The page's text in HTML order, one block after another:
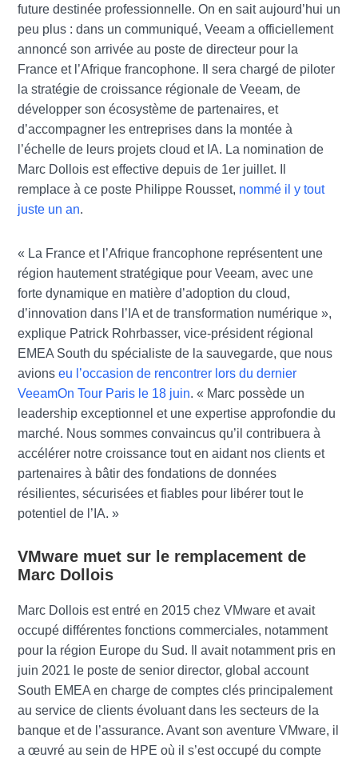
future destinée professionnelle. On en sait aujourd’hui un
peu plus : dans un communiqué, Veeam a officiellement
annoncé son arrivée au poste de directeur pour la
France et l’Afrique francophone. Il sera chargé de piloter
la stratégie de croissance régionale de Veeam, de
développer son écosystème de partenaires, et
d’accompagner les entreprises dans la montée à
l’échelle de leurs projets cloud et IA. La nomination de
Marc Dollois est effective depuis de 1er juillet. Il
remplace à ce poste Philippe Rousset, nommé il y tout
juste un an.
« La France et l’Afrique francophone représentent une
région hautement stratégique pour Veeam, avec une
forte dynamique en matière d’adoption du cloud,
d’innovation dans l’IA et de transformation numérique »,
explique Patrick Rohrbasser, vice-président régional
EMEA South du spécialiste de la sauvegarde, que nous
avions eu l’occasion de rencontrer lors du dernier
VeeamOn Tour Paris le 18 juin. « Marc possède un
leadership exceptionnel et une expertise approfondie du
marché. Nous sommes convaincus qu’il contribuera à
accélérer notre croissance tout en aidant nos clients et
partenaires à bâtir des fondations de données
résilientes, sécurisées et fiables pour libérer tout le
potentiel de l’IA. »
VMware muet sur le remplacement de
Marc Dollois
Marc Dollois est entré en 2015 chez VMware et avait
occupé différentes fonctions commerciales, notamment
pour la région Europe du Sud. Il avait notamment pris en
juin 2021 le poste de senior director, global account
South EMEA en charge de comptes clés principalement
au service de clients évoluant dans les secteurs de la
banque et de l’assurance. Avant son aventure VMware, il
a œuvré au sein de HPE où il s’est occupé du compte